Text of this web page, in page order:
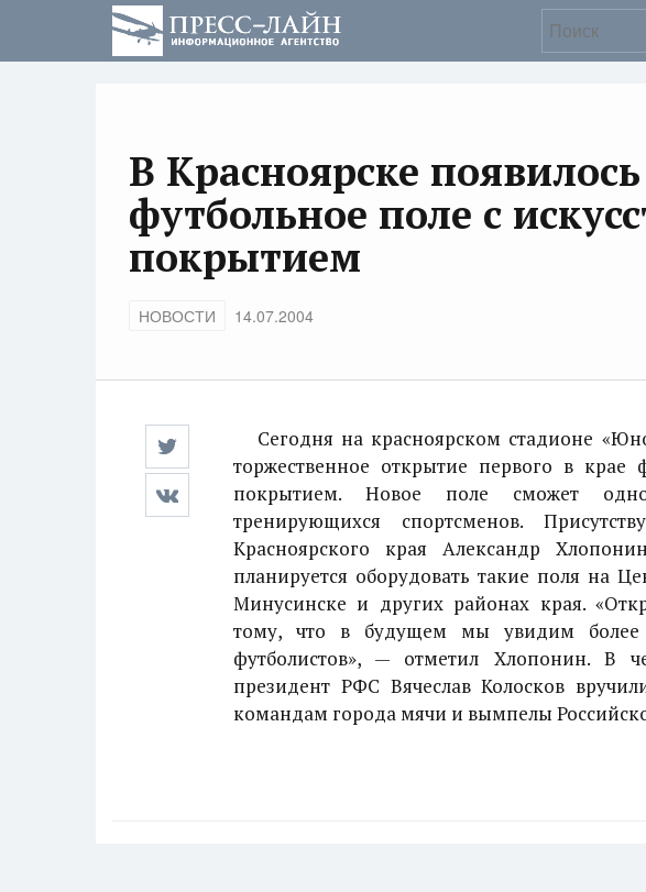
В Красноярске
футбольное поле с
покрытием
НОВОСТИ 14.07.2004
Сегодня на красноярском стадионе
торжественное открытие первого в крае
покрытием. Новое поле сможет
тренирующихся спортсменов.
Красноярского края Александр
планируется оборудовать такие поля на
Минусинске и других районах края.
тому, что в будущем мы увидим более
футболистов», — отметил Хлопонин. В
президент РФС Вячеслав Колосков
командам города мячи и вымпелы